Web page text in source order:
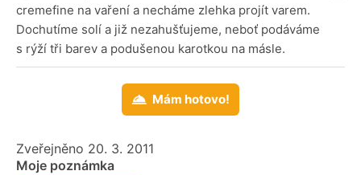
cremefine na vaření a necháme zlehka projít varem.
Dochutíme solí a již nezahušťujeme, neboť podáváme
s rýží tři barev a podušenou karotkou na másle.
Mám hotovo!
Zveřejněno 20. 3. 2011
Moje poznámka